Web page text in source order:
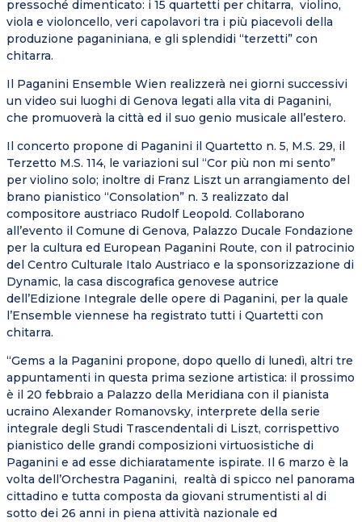
pressoché dimenticato: i 15 quartetti per chitarra, violino,
viola e violoncello, veri capolavori tra i più piacevoli della
produzione paganiniana, e gli splendidi “terzetti” con
chitarra.
Il Paganini Ensemble Wien realizzerà nei giorni successivi
un video sui luoghi di Genova legati alla vita di Paganini,
che promuoverà la città ed il suo genio musicale all’estero.
Il concerto propone di Paganini il Quartetto n. 5, M.S. 29, il
Terzetto M.S. 114, le variazioni sul “Cor più non mi sento”
per violino solo; inoltre di Franz Liszt un arrangiamento del
brano pianistico “Consolation” n. 3 realizzato dal
compositore austriaco Rudolf Leopold. Collaborano
all’evento il Comune di Genova, Palazzo Ducale Fondazione
per la cultura ed European Paganini Route, con il patrocinio
del Centro Culturale Italo Austriaco e la sponsorizzazione di
Dynamic, la casa discografica genovese autrice
dell’Edizione Integrale delle opere di Paganini, per la quale
l’Ensemble viennese ha registrato tutti i Quartetti con
chitarra.
“Gems a la Paganini propone, dopo quello di lunedì, altri tre
appuntamenti in questa prima sezione artistica: il prossimo
è il 20 febbraio a Palazzo della Meridiana con il pianista
ucraino Alexander Romanovsky, interprete della serie
integrale degli Studi Trascendentali di Liszt, corrispettivo
pianistico delle grandi composizioni virtuosistiche di
Paganini e ad esse dichiaratamente ispirate. Il 6 marzo è la
volta dell’Orchestra Paganini, realtà di spicco nel panorama
cittadino e tutta composta da giovani strumentisti al di
sotto dei 26 anni in piena attività nazionale ed